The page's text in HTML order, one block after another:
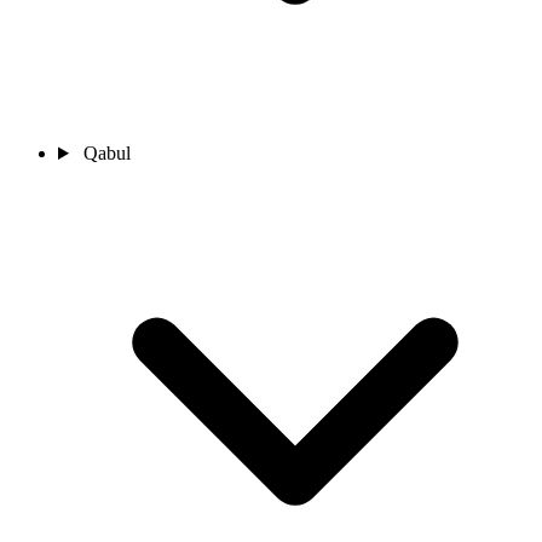
Qabul